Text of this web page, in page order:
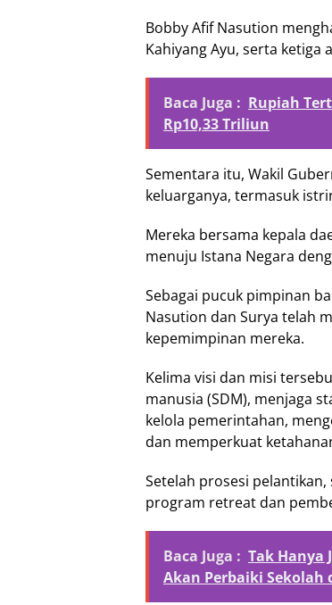
Bobby Afif Nasution
Kahiyang Ayu, serta ketiga
Baca Juga : Rupiah
Rp10,33 Triliun
Sementara itu, Wakil
keluarganya, termasuk
Mereka bersama kepala
menuju Istana Negara
Sebagai pucuk pimpinan
Nasution dan Surya telah
kepemimpinan mereka.
Kelima visi dan misi
manusia (SDM), menjaga
kelola pemerintahan,
dan memperkuat
Setelah prosesi
program retreat dan
Baca Juga : Tak Hanya
Akan Perbaiki Sekolah